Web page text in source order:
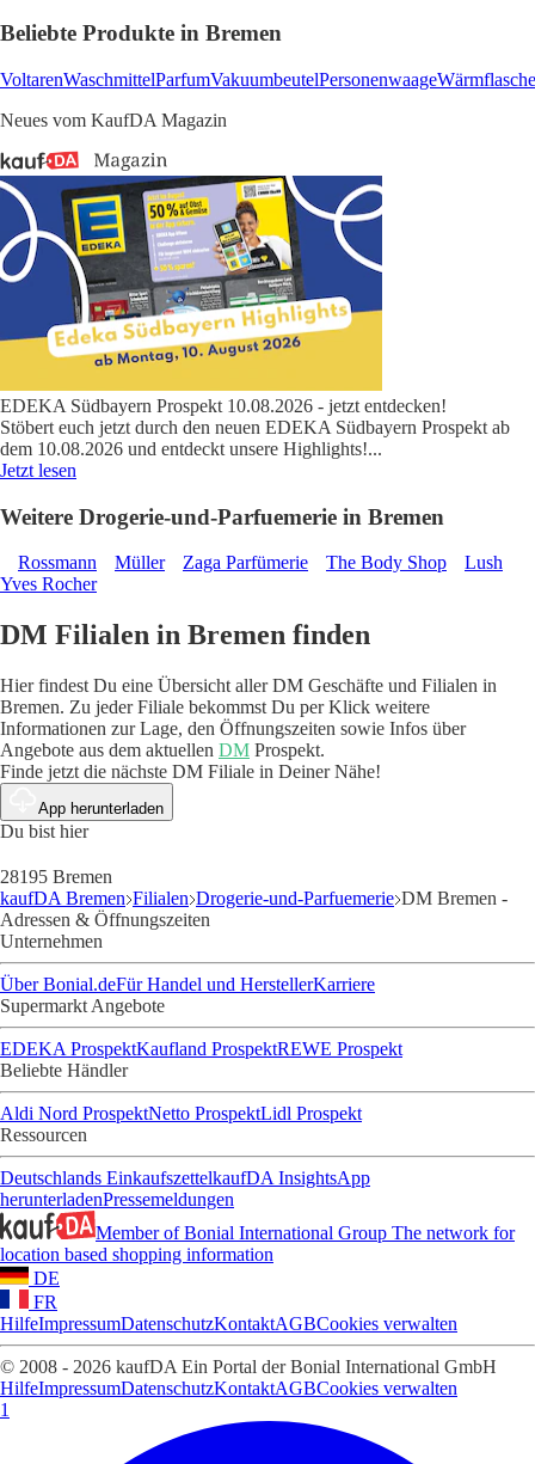
Beliebte Produkte in Bremen
VoltarenWaschmittelParfumVakuumbeutelPersonenwaageWärmflasche
Neues vom KaufDA Magazin
EDEKA Südbayern Prospekt 10.08.2026 - jetzt entdecken!
Stöbert euch jetzt durch den neuen EDEKA Südbayern Prospekt ab
dem 10.08.2026 und entdeckt unsere Highlights!...
Jetzt lesen
Weitere Drogerie-und-Parfuemerie in Bremen
Rossmann Müller Zaga Parfümerie The Body Shop
Lush
Yves Rocher
DM Filialen in Bremen finden
Hier findest Du eine Übersicht aller DM Geschäfte und Filialen in
Bremen. Zu jeder Filiale bekommst Du per Klick weitere
Informationen zur Lage, den Öffnungszeiten sowie Infos über
Angebote aus dem aktuellen DM Prospekt.
Finde jetzt die nächste DM Filiale in Deiner Nähe!
App herunterladen
Du bist hier
28195 Bremen
kaufDA Bremen Filialen Drogerie-und-Parfuemerie DM Bremen -
Adressen & Öffnungszeiten
Unternehmen
Über Bonial.deFür Handel und HerstellerKarriere
Supermarkt Angebote
EDEKA ProspektKaufland ProspektREWE Prospekt
Beliebte Händler
Aldi Nord ProspektNetto ProspektLidl Prospekt
Ressourcen
Deutschlands EinkaufszettelkaufDA InsightsApp
herunterladenPressemeldungen
Member of Bonial International Group The network for
location based shopping information
DE
FR
HilfeImpressumDatenschutzKontaktAGBCookies verwalten
© 2008 - 2026 kaufDA Ein Portal der Bonial International GmbH
HilfeImpressumDatenschutzKontaktAGBCookies verwalten
1